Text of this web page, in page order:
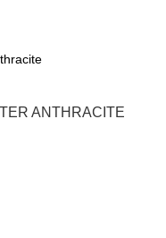
ANTHRACITE